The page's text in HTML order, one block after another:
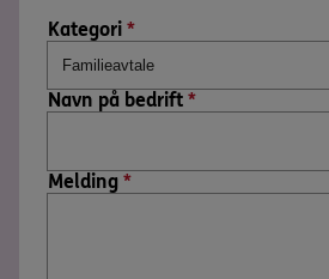
Kategori *
Navn på bedrift *
Melding *